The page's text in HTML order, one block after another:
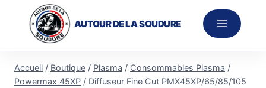
contenu
AUTOUR DE LA SOUDURE
Accueil / Boutique / Plasma / Consommables Plasma /
Powermax 45XP / Diffuseur Fine Cut PMX45XP/65/85/105